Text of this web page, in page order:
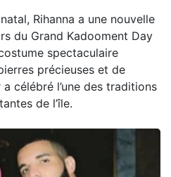
Rihanna a une nouvelle
du Grand Kadooment Day
spectaculaire
précieuses et de
célébré l’une des traditions
de l’île.